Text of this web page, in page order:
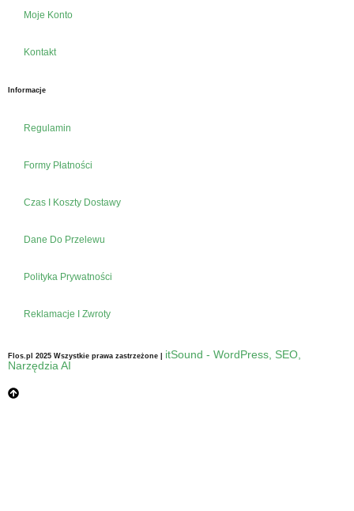
Moje Konto
Kontakt
Informacje
Regulamin
Formy Płatności
Czas I Koszty Dostawy
Dane Do Przelewu
Polityka Prywatności
Reklamacje I Zwroty
Flos.pl 2025 Wszystkie prawa zastrzeżone | itSound - WordPress, SEO,
Narzędzia AI